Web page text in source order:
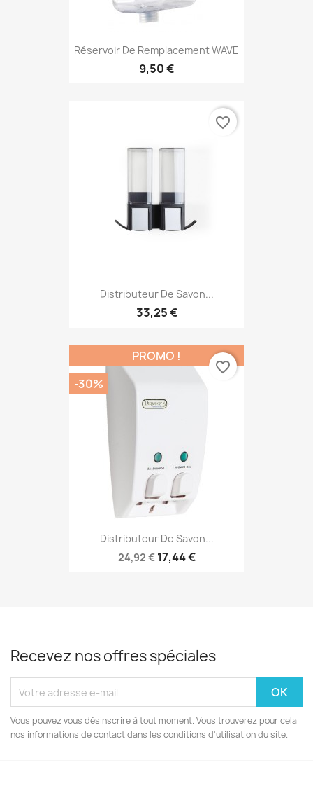
Réservoir De Remplacement WAVE
9,50 €
Distributeur De Savon...
33,25 €
favorite_border
Distributeur De Savon...
24,92 € 17,44 €
PROMO !
-30%
favorite_border
Recevez nos offres spéciales
Vous pouvez vous désinscrire à tout moment. Vous trouverez pour cela
nos informations de contact dans les conditions d'utilisation du site.